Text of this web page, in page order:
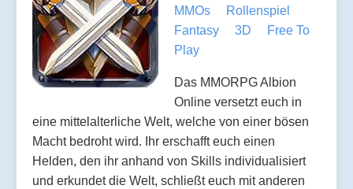
MMOs
Rollenspiel
Fantasy
3D
Free To
Play
Das MMORPG Albion
Online versetzt euch in
eine mittelalterliche Welt, welche von einer bösen
Macht bedroht wird. Ihr erschafft euch einen
Helden, den ihr anhand von Skills individualisiert
und erkundet die Welt, schließt euch mit anderen